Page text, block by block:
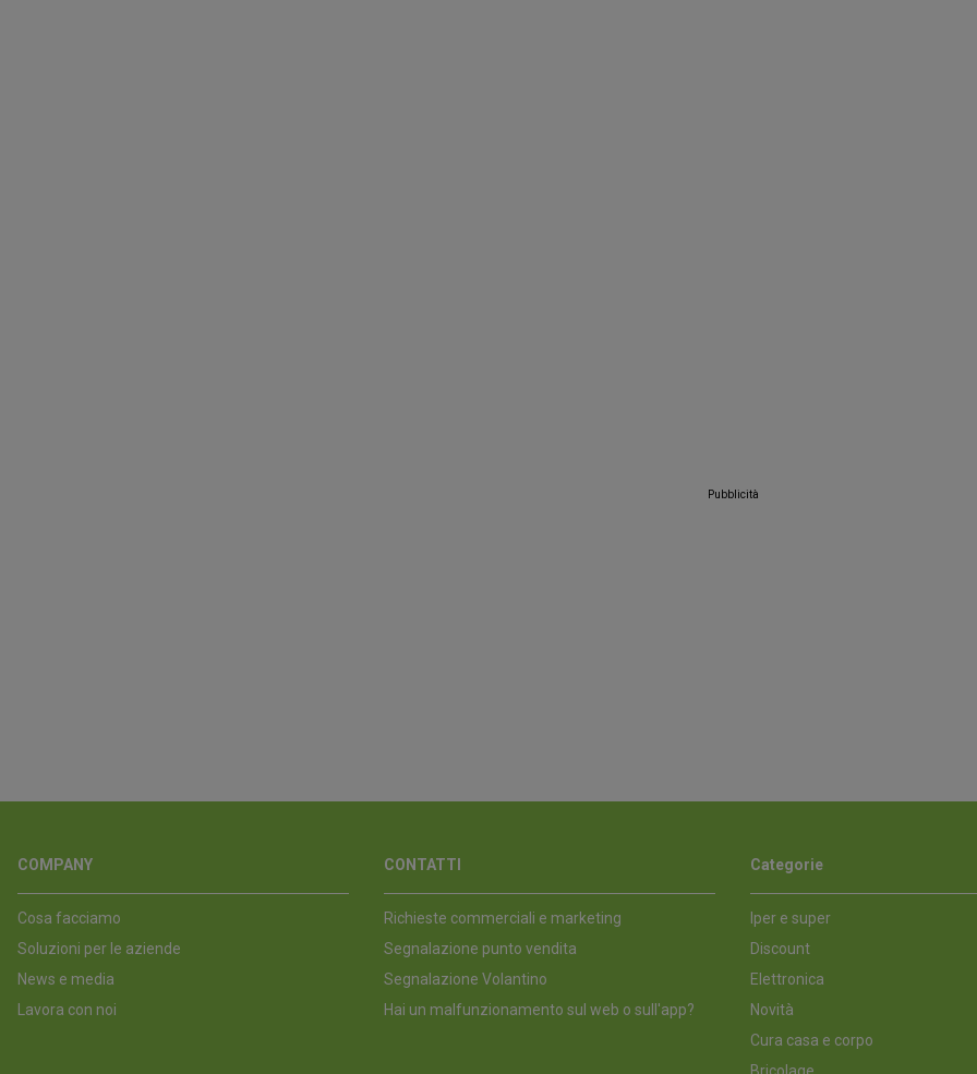
Pubblicità
COMPANY
Cosa facciamo
Soluzioni per le aziende
News e media
Lavora con noi
CONTATTI
Richieste commerciali e marketing
Segnalazione punto vendita
Segnalazione Volantino
Hai un malfunzionamento sul web o sull'app?
Categorie
Iper e super
Discount
Elettronica
Novità
Cura casa e corpo